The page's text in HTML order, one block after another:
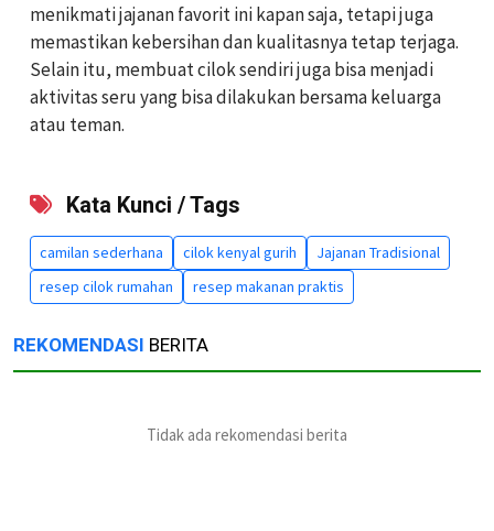
menikmati jajanan favorit ini kapan saja, tetapi juga
memastikan kebersihan dan kualitasnya tetap terjaga.
Selain itu, membuat cilok sendiri juga bisa menjadi
aktivitas seru yang bisa dilakukan bersama keluarga
atau teman.
Kata Kunci / Tags
camilan sederhana cilok kenyal gurih
Jajanan Tradisional
resep cilok rumahan
resep makanan praktis
REKOMENDASI BERITA
Tidak ada rekomendasi berita